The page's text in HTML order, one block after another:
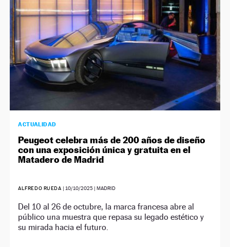
ACTUALIDAD
Peugeot celebra más de 200 años de diseño
con una exposición única y gratuita en el
Matadero de Madrid
ALFREDO RUEDA | 10/10/2025 | MADRID
Del 10 al 26 de octubre, la marca francesa abre al
público una muestra que repasa su legado estético y
su mirada hacia el futuro.